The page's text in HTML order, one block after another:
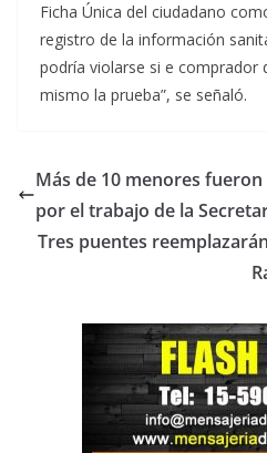
Ficha Única del ciudadano
registro de la información
podría violarse si e comprador
mismo la prueba”, se señaló.
Más de 10 menores
por el trabajo de la
Tres puentes